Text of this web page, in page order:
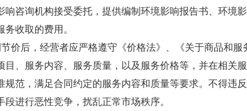
响咨询机构接受委托，提供编制环境影响报告书、环境
收取的费用。
价后，经营者应严格遵守《价格法》、《关于商品和
、服务内容、服务质量，以及服务价格等，并在相关
范，满足合同约定的服务内容和质量等要求。不得违
进行恶性竞争，扰乱正常市场秩序。